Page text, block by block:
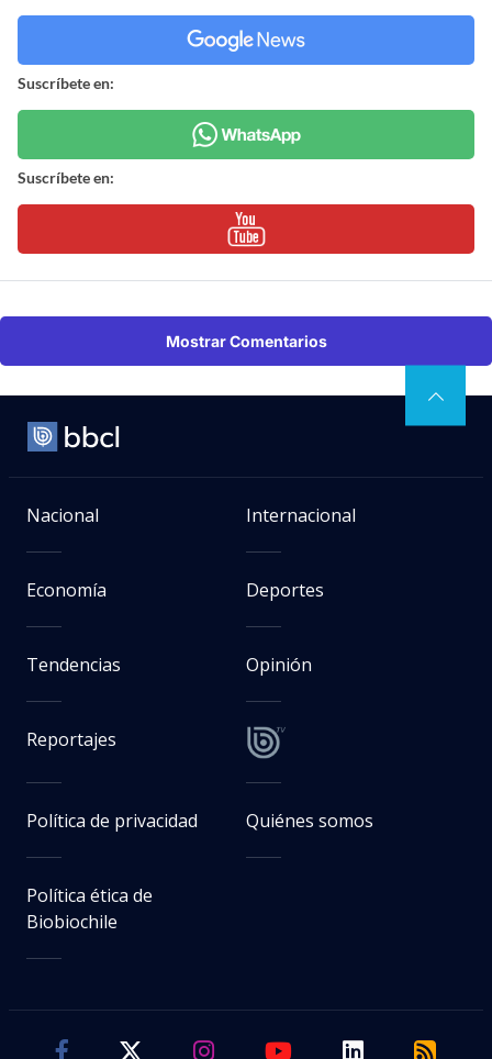
Suscríbete en:
Suscríbete en:
Mostrar Comentarios
Nacional Internacional
Economía Deportes
Tendencias Opinión
Reportajes
Política de privacidad Quiénes somos
Política ética de
Biobiochile